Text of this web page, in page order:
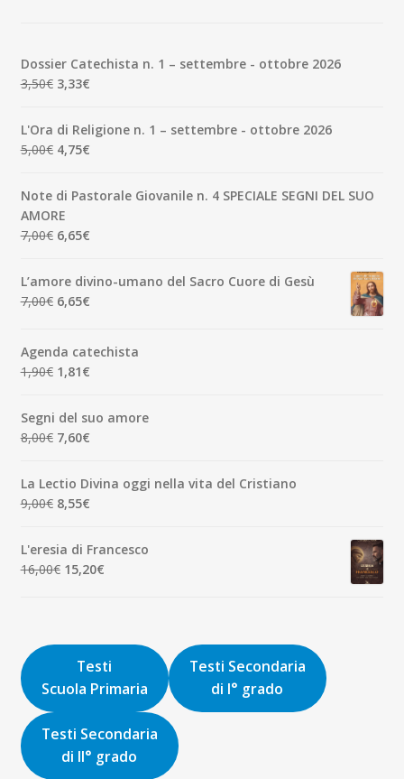
Dossier Catechista n. 1 – settembre - ottobre 2026
3,50€ Il
originale
era:
3,33€Il
attuale
è:
L'Ora di Religione n. 1 – settembre - ottobre 2026
5,00€ Il
originale
era:
5,00€.
4,75€Il
attuale
4,75€.
Note di Pastorale Giovanile n. 4 SPECIALE SEGNI DEL SUO
AMORE
7,00€ Il
originale
era:
6,65€Il
attuale
è:
L’amore divino-umano del Sacro Cuore di Gesù
7,00€ Il
era:
7,00€.
6,65€Il
è:
6,65€.
Agenda catechista
1,90€ Il
originale
era:
1,90€.
1,81€Il
è:
Segni del suo amore
8,00€ Il
originale
era:
8,00€.
7,60€Il
attuale
è:
La Lectio Divina oggi nella vita del Cristiano
9,00€ Il
originale
era:
9,00€.
8,55€Il
attuale
è:
L'eresia di Francesco
16,00€ Il
16,00€.
15,20€Il
15,20€.
Testi
Scuola Primaria
Testi Secondaria
di I° grado
Testi Secondaria
di II° grado